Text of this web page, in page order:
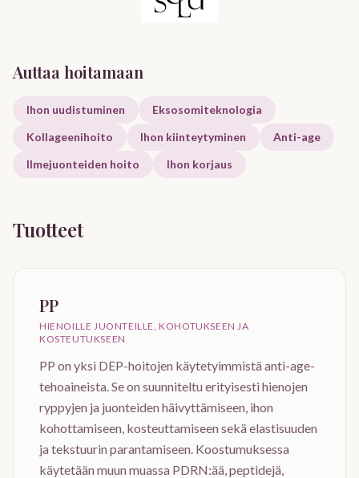
Auttaa hoitamaan
Ihon uudistuminen
Eksosomiteknologia
Kollageenihoito
Ihon kiinteytyminen
Anti-age
Ilmejuonteiden hoito
Ihon korjaus
Tuotteet
PP
HIENOILLE JUONTEILLE, KOHOTUKSEEN JA
KOSTEUTUKSEEN
PP on yksi DEP-hoitojen käytetyimmistä anti-age-
tehoaineista. Se on suunniteltu erityisesti hienojen
ryppyjen ja juonteiden häivyttämiseen, ihon
kohottamiseen, kosteuttamiseen sekä elastisuuden
ja tekstuurin parantamiseen. Koostumuksessa
käytetään muun muassa PDRN:ää, peptidejä,